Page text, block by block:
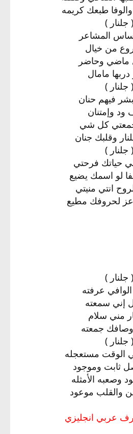
طبعك كريمه
( جلنار )
المشاعر
من خيال
ماضي وحاضر
دربها مامال
( جلنار )
فيهم حنان
وإمتنان
كل شي
وقلبك جنان
( جلنار )
حياتك فرحتي
لو اسمك يضيع
انتي منيتي
لحروفك مطيع
( جلنار )
عرفته
إني سمعته
مني سلام
جمعته
( جلنار )
الوقت مستعجله
ثابت وموجود
وصعبه الأمثله
والقلب موعود
عربي انجليزي